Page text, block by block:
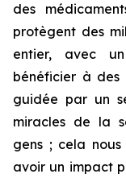
des
protègent des
entier, avec
bénéficier à des
guidée par un
miracles de la
gens ; cela
avoir un impact